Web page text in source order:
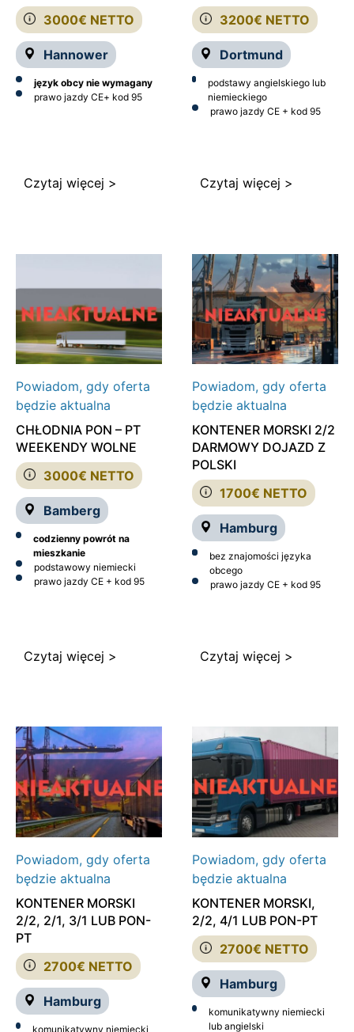
3000€ NETTO
Hannower
język obcy nie wymagany
prawo jazdy CE+ kod 95
Czytaj więcej >
3200€ NETTO
Dortmund
podstawy angielskiego lub
niemieckiego
prawo jazdy CE + kod 95
Czytaj więcej >
Powiadom, gdy oferta
będzie aktualna
3000€ NETTO
Bamberg
CHŁODNIA PON – PT
WEEKENDY WOLNE
codzienny powrót na
mieszkanie
podstawowy niemiecki
prawo jazdy CE + kod 95
Czytaj więcej >
Powiadom, gdy oferta
będzie aktualna
1700€ NETTO
Hamburg
KONTENER MORSKI 2/2
DARMOWY DOJAZD Z
POLSKI
bez znajomości języka
obcego
prawo jazdy CE + kod 95
Czytaj więcej >
Powiadom, gdy oferta
będzie aktualna
2700€ NETTO
Hamburg
KONTENER MORSKI
2/2, 2/1, 3/1 LUB PON-
PT
komunikatywny niemiecki
Powiadom, gdy oferta
będzie aktualna
2700€ NETTO
Hamburg
KONTENER MORSKI,
2/2, 4/1 LUB PON-PT
komunikatywny niemiecki
lub angielski